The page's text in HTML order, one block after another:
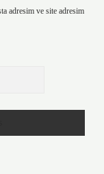
adresim ve site adresim